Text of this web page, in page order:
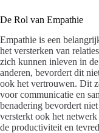
De Rol van Empathie
Empathie is een
het versterken van
zich kunnen inleven in
anderen, bevordert dit
ook het vertrouwen. Dit
voor communicatie en
benadering bevordert
versterkt ook het
de productiviteit en